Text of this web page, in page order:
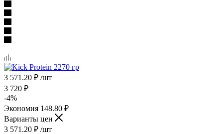
3 571.20 ₽ /шт
3 720 ₽
-4%
Экономия 148.80 ₽
Варианты цен
3 571.20 ₽ /шт